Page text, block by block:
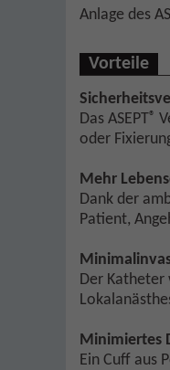
Anlage des
Vorteile
Das ASEPT®
oder
Mehr
Dank der
Patient,
Der
Minimiertes
Ein Cuff aus